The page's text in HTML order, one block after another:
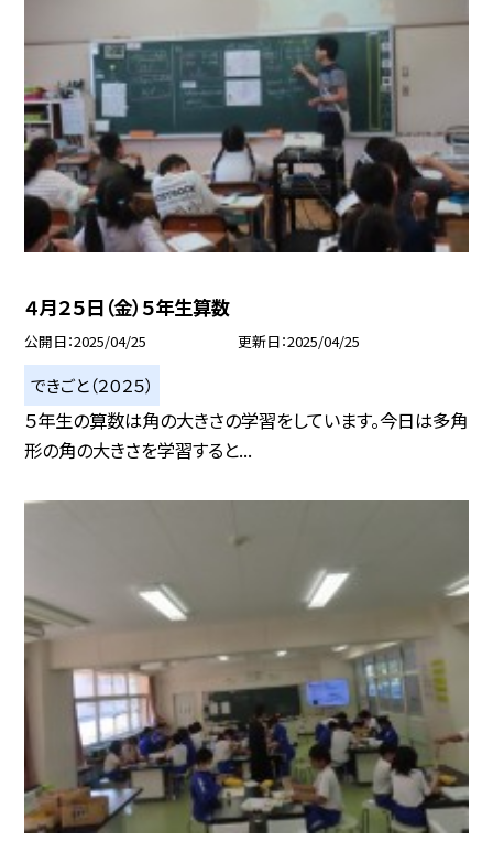
４月２５日（金）５年生算数
公開日 2025/04/25 更新日 2025/04/25
できごと（２０２５）
５年生の算数は角の大きさの学習をしています。今日は多角
形の角の大きさを学習すると...